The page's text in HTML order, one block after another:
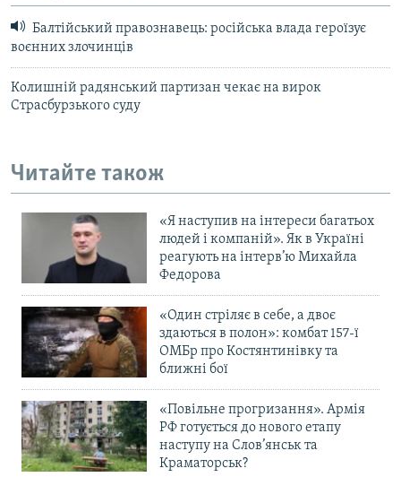
Балтійський правознавець: російська влада героїзує
воєнних злочинців
Колишній радянський партизан чекає на вирок
Страсбурзького суду
Читайте також
«Я наступив на інтереси багатьох
людей і компаній». Як в Україні
реагують на інтерв’ю Михайла
Федорова
«Один стріляє в себе, а двоє
здаються в полон»: комбат 157-ї
ОМБр про Костянтинівку та
ближні бої
«Повільне прогризання». Армія
РФ готується до нового етапу
наступу на Слов’янськ та
Краматорськ?